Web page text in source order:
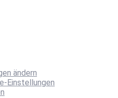
ändern
Einstellungen